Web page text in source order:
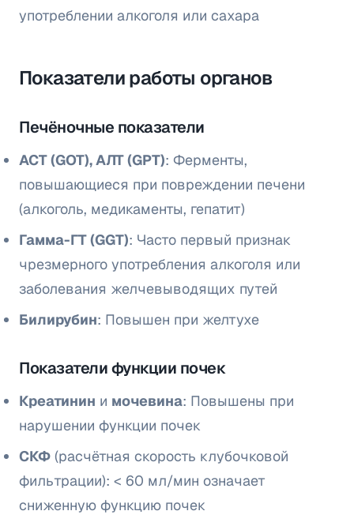
употреблении алкоголя или сахара
Показатели работы органов
Печёночные показатели
АСТ (GOT), АЛТ (GPT): Ферменты,
повышающиеся при повреждении печени
(алкоголь, медикаменты, гепатит)
Гамма-ГТ (GGT): Часто первый признак
чрезмерного употребления алкоголя или
заболевания желчевыводящих путей
Билирубин: Повышен при желтухе
Показатели функции почек
Креатинин и мочевина: Повышены при
нарушении функции почек
СКФ (расчётная скорость клубочковой
фильтрации): < 60 мл/мин означает
сниженную функцию почек